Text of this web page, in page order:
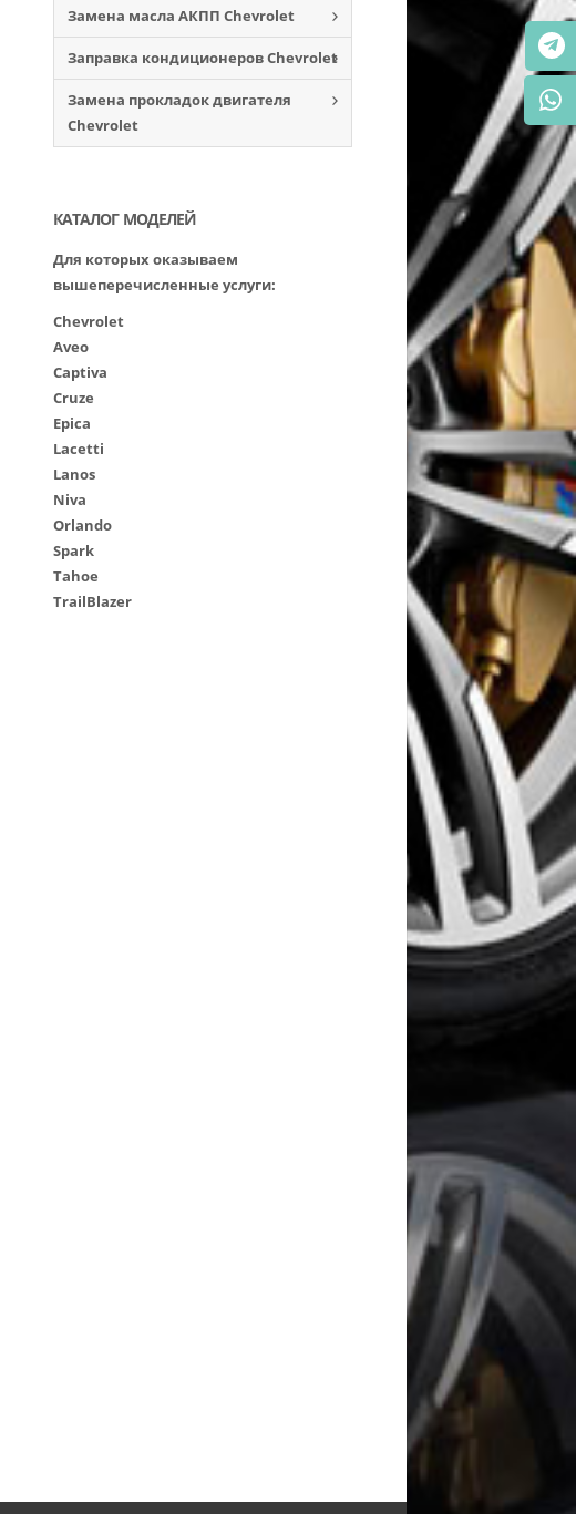
Замена масла АКПП Chevrolet
Заправка кондиционеров Chevrolet
Замена прокладок двигателя
Chevrolet
КАТАЛОГ МОДЕЛЕЙ
Для которых оказываем
вышеперечисленные услуги:
Chevrolet
Aveo
Captiva
Cruze
Epica
Lacetti
Lanos
Niva
Orlando
Spark
Tahoe
TrailBlazer